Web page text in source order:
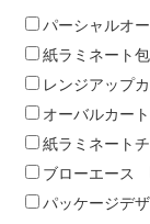
パーシャルオ
紙ラミネート
レンジアップ
オーバルカー
紙ラミネート
ブローエース
パッケージデ